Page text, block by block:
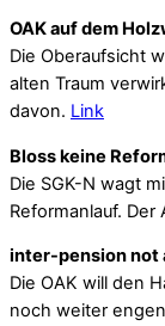
OAK auf dem
Die Oberaufsicht
alten Traum
davon. Link
Bloss keine
Die SGK-N wagt
Reformanlauf. Der
inter-pension not
Die OAK will den
noch weiter